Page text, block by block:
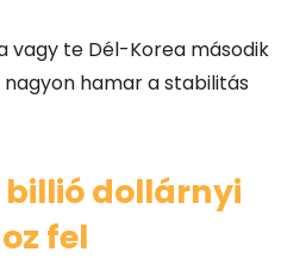
vagy te Dél-Korea második
hamar a stabilitás
billió dollárnyi
fel